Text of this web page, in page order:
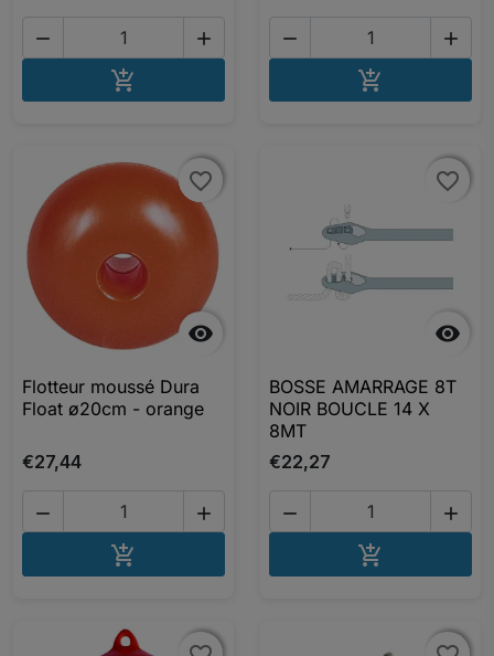
 

 


favorite_border
favorite_border
Flotteur moussé Dura
Float ø20cm - orange
€27,44
 


favorite_border
favorite_border
BOSSE AMARRAGE 8T
NOIR BOUCLE 14 X
8MT
€22,27
 
